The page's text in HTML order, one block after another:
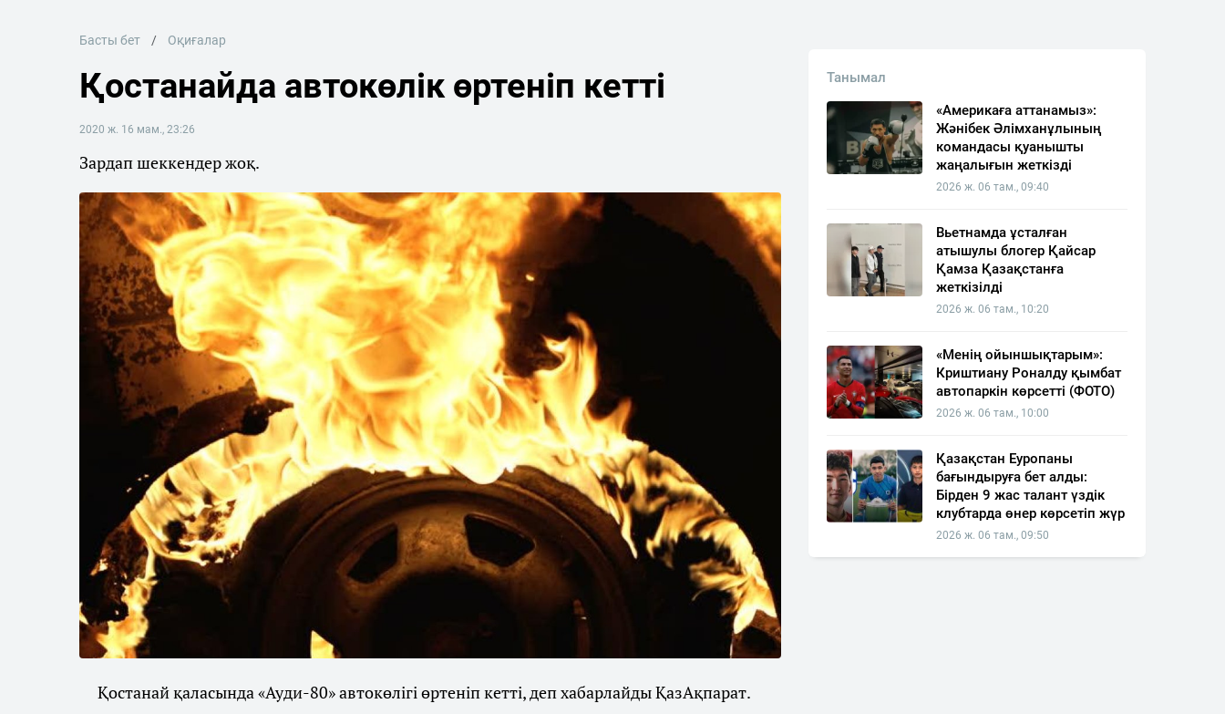
Басты бет Оқиғалар
Қостанайда автокөлік өртеніп кетті
2020 ж. 16 мам., 23:26
Зардап шеккендер жоқ.
Қостанай қаласында «Ауди-80» автокөлігі өртеніп кетті, деп хабарлайды ҚазАқпарат.
Танымал
«Америкаға аттанамыз»:
Жәнібек Әлімханұлының
командасы қуанышты
жаңалығын жеткізді
2026 ж. 06 там., 09:40
Вьетнамда ұсталған
атышулы блогер Қайсар
Қамза Қазақстанға
жеткізілді
2026 ж. 06 там., 10:20
«Менің ойыншықтарым»:
Криштиану Роналду қымбат
автопаркін көрсетті (ФОТО)
2026 ж. 06 там., 10:00
Қазақстан Еуропаны
бағындыруға бет алды:
Бірден 9 жас талант үздік
клубтарда өнер көрсетіп жүр
2026 ж. 06 там., 09:50